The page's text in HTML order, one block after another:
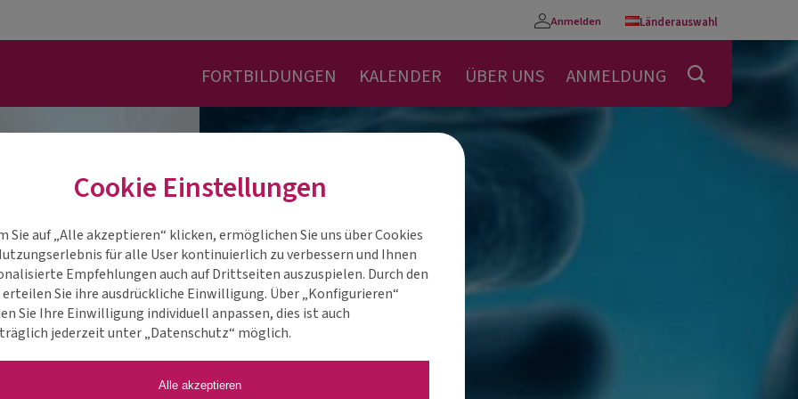
Anmelden
Konto
Länderauswahl
FORTBILDUNGEN KALENDER ÜBER UNS ANMELDUNG
Cookie Einstellungen
Sie auf „Alle akzeptieren“ klicken, ermöglichen Sie uns über Cookies
für alle User kontinuierlich zu verbessern und Ihnen
Empfehlungen auch auf Drittseiten auszuspielen. Durch den
Sie ihre ausdrückliche Einwilligung. Über „Konfigurieren“
Sie Ihre Einwilligung individuell anpassen, dies ist auch
jederzeit unter „Datenschutz“ möglich.
Alle akzeptieren